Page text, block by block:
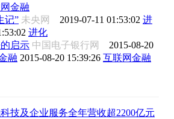
金融
记” 未央网 2019-07-11 01:53:02 进
进化
启示 中国电子银行网 2015-08-20
融 2015-08-20 15:39:26 互联网金融
技及企业服务全年营收超2200亿元